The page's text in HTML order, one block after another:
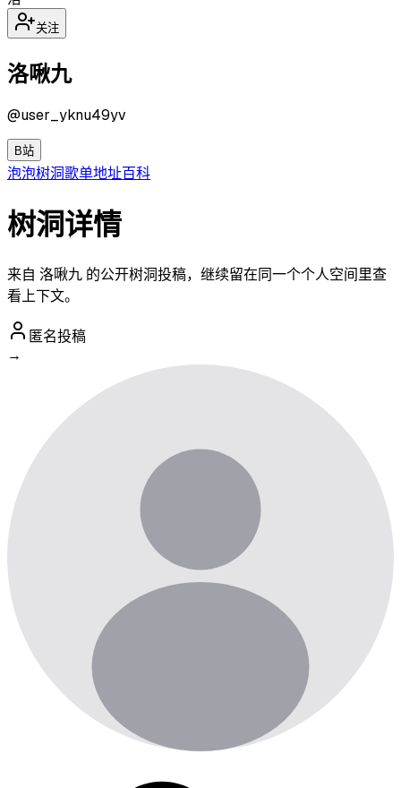
关注
洛啾九
@user_yknu49yv
B站
泡泡树洞歌单地址百科
树洞详情
来自 洛啾九 的公开树洞投稿，继续留在同一个个人空间里查
看上下文。
匿名投稿
→